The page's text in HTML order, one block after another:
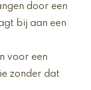
door een
bij aan een
voor een
zonder dat